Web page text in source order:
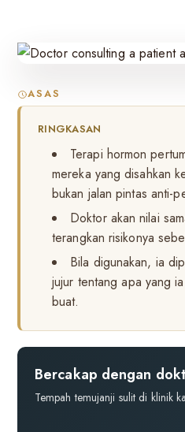
ASAS
RINGKASAN
Terapi hormon
mereka yang disahkan
bukan jalan pintas anti-
Doktor akan nilai
terangkan risikonya
Bila digunakan, ia
jujur tentang apa yang
buat.
Bercakap dengan
Tempah temujanji sulit di klinik